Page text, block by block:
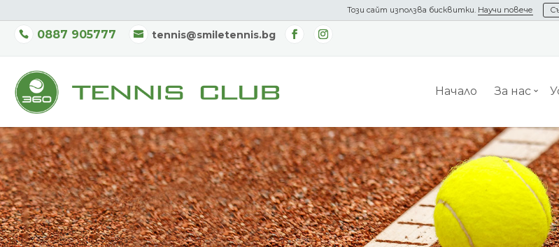
0887 905777 tennis@smiletennis.bg
Начало За нас
Този сайт използва бисквитки. Научи повече